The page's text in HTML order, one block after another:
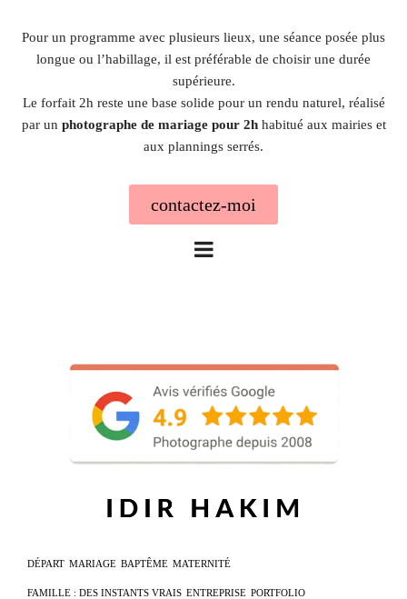
Pour un programme avec plusieurs lieux, une séance posée plus
longue ou l’habillage, il est préférable de choisir une durée
supérieure.
Le forfait 2h reste une base solide pour un rendu naturel, réalisé
par un photographe de mariage pour 2hhabitué aux mairies et
aux plannings serrés.
contactez-moi
DÉPART MARIAGE BAPTÊME MATERNITÉ
FAMILLE : DES INSTANTS VRAIS ENTREPRISE PORTFOLIO